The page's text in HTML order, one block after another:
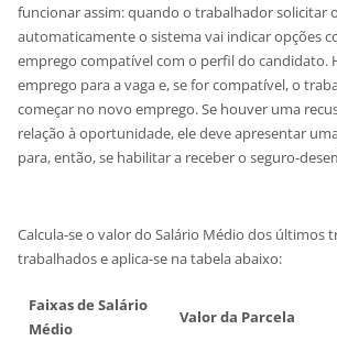
funcionar assim: quando o trabalhador solicitar
automaticamente o sistema vai indicar opções
emprego compatível com o perfil do candidato.
emprego para a vaga e, se for compatível, o
começar no novo emprego. Se houver uma
relação à oportunidade, ele deve apresentar
para, então, se habilitar a receber o seguro-
Calcula-se o valor do Salário Médio dos últimos
trabalhados e aplica-se na tabela abaixo:
Faixas de Salário
Médio
Valor da Parcela